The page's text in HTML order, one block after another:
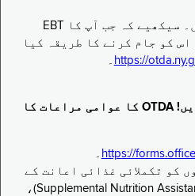
اپنی مراعات کی حفاظت کریں۔ سیکھیے کہ جب آپ کا EBT
کو جام کرنے کا طریقہ کیا
https:// ۔
ہمیں اپنی رائے سے آگاہ کریں! OTDA کا عوامی مراعات کا
https:// ۔
کو تکملائی غذائی اعانت کے
پروگرام (Supplemental Nutrition Assistance Program, SNAP)،